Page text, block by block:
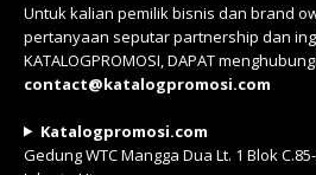
Untuk kalian pemilik bisnis dan brand
pertanyaan seputar partnership dan
KATALOGPROMOSI, DAPAT
contact@katalogpromosi.com
Katalogpromosi.com
Gedung WTC Mangga Dua Lt. 1 Blok